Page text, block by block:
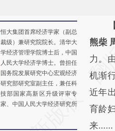
恒大集团首席经济学家（副总
裁级）兼研究院院长。清华大
学经济管理学院博士后，中国
人民大学经济学博士。曾担任
国务院发展研究中心宏观经济
研究部研究室副主任，兼任科
技部国家高新区升级评审专
家、中国人民大学经济研究所
请务
而成
财新
比对
熊柴
力。
机渐
近年
育龄
来……